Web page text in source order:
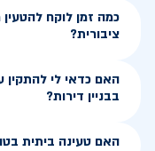
כמה זמן לוקח
ציבורית?
האם כדאי לי
בבניין דירות?
האם טעינה ביתית